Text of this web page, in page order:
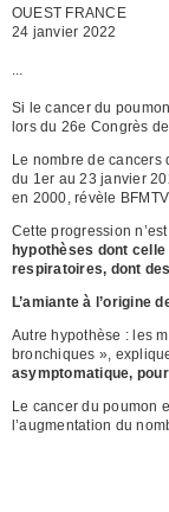
OUEST FRANCE
24 janvier 2022
Si le cancer du
lors du 26e Congrès
Le nombre de cancers
du 1er au 23 janvier
en 2000, révèle BFMTV .
Cette progression
hypothèses dont
respiratoires, dont
L’amiante à l’origine
Autre hypothèse : les
bronchiques »,
asymptomatique,
Le cancer du poumon
l’augmentation du